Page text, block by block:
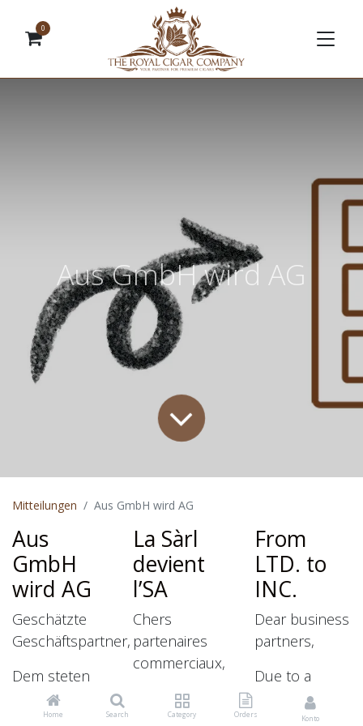
Home Search Category Orders Konto
0
Aus GmbH wird AG
Mitteilungen Aus GmbH wird AG
Aus
GmbH
wird AG
Geschätzte
Geschäftspartner,
Dem steten
Wachstum
unserer Firma
La Sàrl
devient
l’SA
Chers
partenaires
commerciaux,
Afin de faire
face à la
From
LTD. to
INC.
Dear business
partners,
Due to a
steady growth
of our